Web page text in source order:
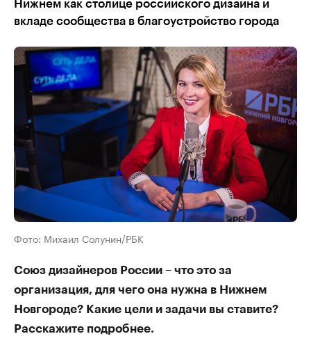
Нижнем как столице российского дизайна и
вкладе сообщества в благоустройство города
Фото: Михаил Солунин/РБК
Союз дизайнеров России – что это за
организация, для чего она нужна в Нижнем
Новгороде? Какие цели и задачи вы ставите?
Расскажите подробнее.